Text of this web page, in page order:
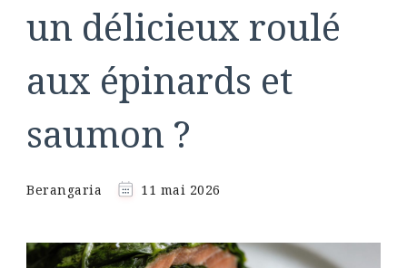
un délicieux roulé
aux épinards et
saumon ?
Berangaria 11 mai 2026